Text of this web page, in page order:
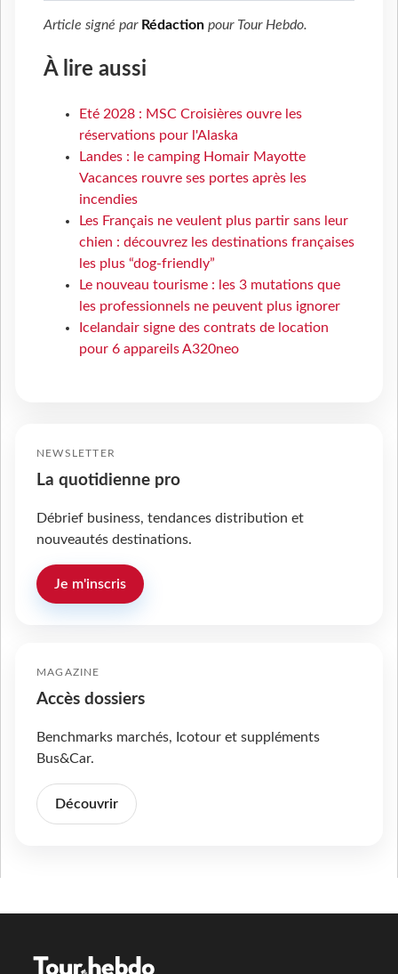
Article signé par Rédaction pour Tour Hebdo.
À lire aussi
Eté 2028 : MSC Croisières ouvre les
réservations pour l'Alaska
Landes : le camping Homair Mayotte
Vacances rouvre ses portes après les
incendies
Les Français ne veulent plus partir sans leur
chien : découvrez les destinations françaises
les plus “dog-friendly”
Le nouveau tourisme : les 3 mutations que
les professionnels ne peuvent plus ignorer
Icelandair signe des contrats de location
pour 6 appareils A320neo
NEWSLETTER
La quotidienne pro
Débrief business, tendances distribution et
nouveautés destinations.
Je m'inscris
MAGAZINE
Accès dossiers
Benchmarks marchés, Icotour et suppléments
Bus&Car.
Découvrir